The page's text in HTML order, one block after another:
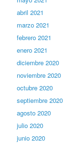
abril 2021
marzo 2021
febrero 2021
enero 2021
diciembre 2020
noviembre 2020
octubre 2020
septiembre 2020
agosto 2020
julio 2020
junio 2020